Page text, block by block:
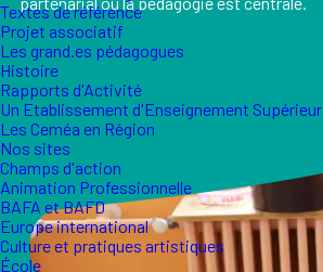
Textes de référence
Projet associatif
Les grand.es pédagogues
Histoire
Rapports d'Activité
Un Etablissement d'Enseignement Supérieur
Les Ceméa en Région
Nos sites
Champs d'action
Animation Professionnelle
BAFA et BAFD
Europe international
Culture et pratiques artistiques
École